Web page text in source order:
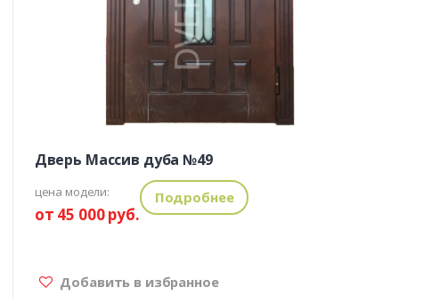
Дверь Массив дуба №49
цена модели:
от 45 000 руб.
Подробнее
Добавить в избранное